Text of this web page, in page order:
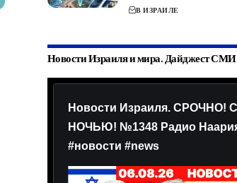
В ИЗРАИЛЕ
Новости Израиля и мира. Дайджест СМИ